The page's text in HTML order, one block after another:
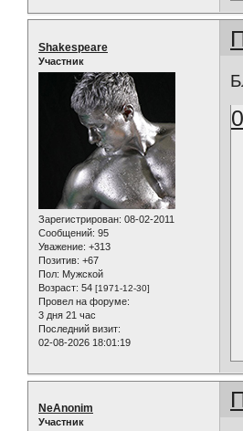
Shakespeare
Участник
Зарегистрирован: 08-02-2011
Сообщений: 95
Уважение: +313
Позитив: +67
Пол: Мужской
Возраст: 54 [1971-12-30]
Провел на форуме:
3 дня 21 час
Последний визит:
02-08-2026 18:01:19
0
NeAnonim
Участник